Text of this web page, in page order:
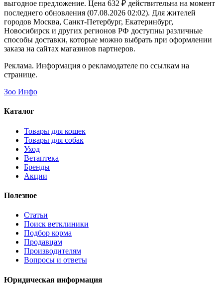
выгодное предложение. Цена 632 ₽ действительна на момент
последнего обновления (07.08.2026 02:02). Для жителей
городов Москва, Санкт-Петербург, Екатеринбург,
Новосибирск и других регионов РФ доступны различные
способы доставки, которые можно выбрать при оформлении
заказа на сайтах магазинов партнеров.
Реклама. Информация о рекламодателе по ссылкам на
странице.
Зоо Инфо
Каталог
Товары для кошек
Товары для собак
Уход
Ветаптека
Бренды
Акции
Полезное
Статьи
Поиск ветклиники
Подбор корма
Продавцам
Производителям
Вопросы и ответы
Юридическая информация